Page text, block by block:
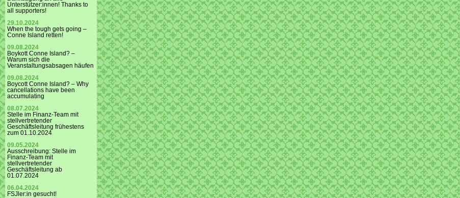
Unterstützer:innen! Thanks to
all supporters!
29.10.2024
When the tough gets going –
Conne Island retten!
09.08.2024
Boykott Conne Island? –
Warum sich die
Veranstaltungsabsagen häufen
09.08.2024
Boycott Conne Island? – Why
cancellations have been
accumulating
08.07.2024
Stelle im Finanz-Team mit
stellvertretender
Geschäftsleitung frühestens
zum 01.10.2024
09.05.2024
Ausschreibung: Stelle im
Finanz-Team mit
stellvertretender
Geschäftsleitung ab
01.07.2024
06.04.2024
FSJler:in gesucht!